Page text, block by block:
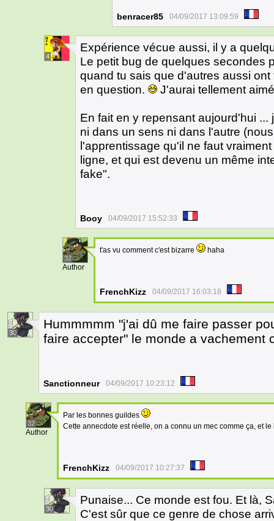
benracer85 04/09/2017 13:09:59
4
Expérience vécue aussi, il y a
Le petit bug de quelques secondes
quand tu sais que d'autres aussi
en question.
J'aurai tellement
En fait en y repensant aujourd'hui
ni dans un sens ni dans l'autre
l'apprentissage qu'il ne faut
ligne, et qui est devenu un même
fake".
Booy 04/09/2017 15:52:33
32
Author
t'as vu comment c'est bizarre haha
FrenchKizz 04/09/2017 16:03:18
30
Hummmmm "j'ai dû me faire passer
faire accepter" le monde a vachement
Sanctionneur 04/09/2017 10:23:12
32
Author
Par les bonnes guildes
Cette annecdote est réelle, on a connu un mec comme ça, et
FrenchKizz 04/09/2017 10:27:37
30
Punaise... Ce monde est fou. Et là,
C'est sûr que ce genre de chose